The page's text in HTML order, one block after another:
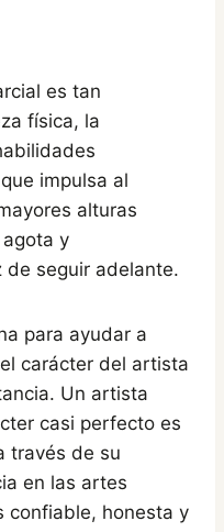
es tan
física, la
impulsa al
alturas
y
de seguir adelante.
para ayudar a
carácter del artista
Un artista
casi perfecto es
través de su
en las artes
confiable, honesta y